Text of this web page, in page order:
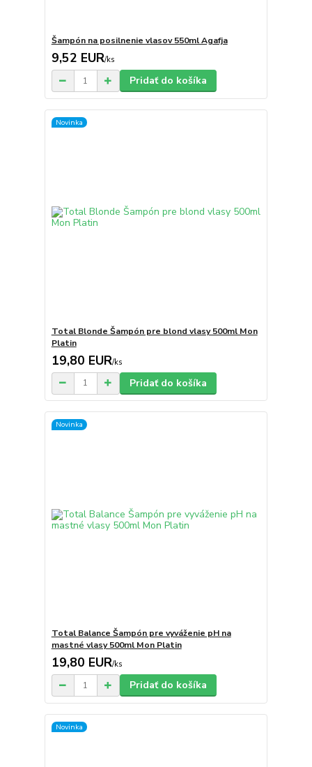
Šampón na posilnenie vlasov 550ml Agafja
9,52 EUR/ks
Pridať do košíka
Novinka
Total Blonde Šampón pre blond vlasy 500ml Mon
Platin
19,80 EUR/ks
Pridať do košíka
Novinka
Total Balance Šampón pre vyváženie pH na
mastné vlasy 500ml Mon Platin
19,80 EUR/ks
Pridať do košíka
Novinka